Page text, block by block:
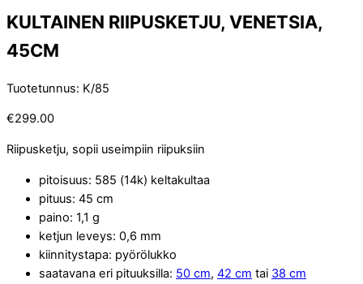
KULTAINEN RIIPUSKETJU, VENETSIA,
45CM
Tuotetunnus: K/85
€299.00
Riipusketju, sopii useimpiin riipuksiin
pitoisuus: 585 (14k) keltakultaa
pituus: 45 cm
paino: 1,1 g
ketjun leveys: 0,6 mm
kiinnitystapa: pyörölukko
saatavana eri pituuksilla: 50 cm, 42 cm tai 38 cm